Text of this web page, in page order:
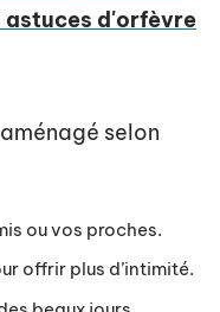
astuces d'orfèvre
selon
ou vos proches.
offrir plus d’intimité.